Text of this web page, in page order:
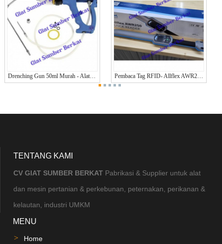
Drenching Gun 50ml Murah - Alat Cekok Drenching Gun Untuk Hewan Merek KERBL JERMAN ORIGINAL Pembaca Tag RFID- Allflex AWR250 - Allflex AWR250 Stick Reader
TENTANG KAMI
CV GIAT SUMBER BERKAT Pabrikasi & Supplier untuk alat
dan mesin pertanian & perkebunan, peternakan, perikanan &
kelautan, industri UMKM
MENU
Home